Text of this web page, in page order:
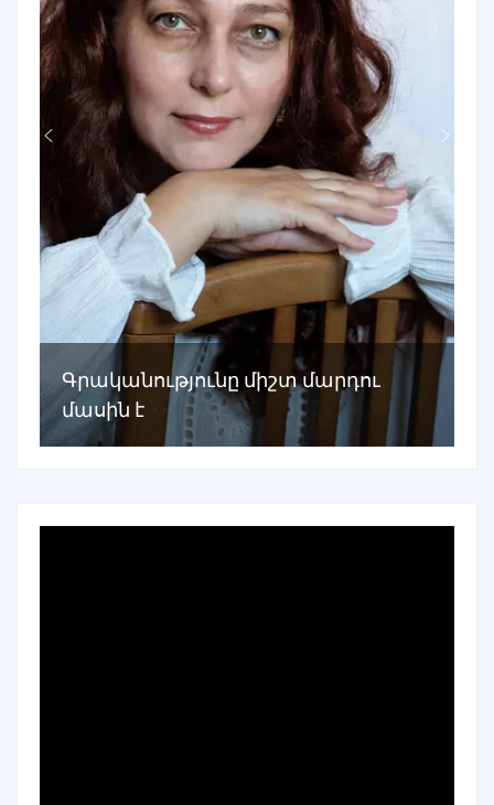
Գրականությունը միշտ մարդու
մասին է